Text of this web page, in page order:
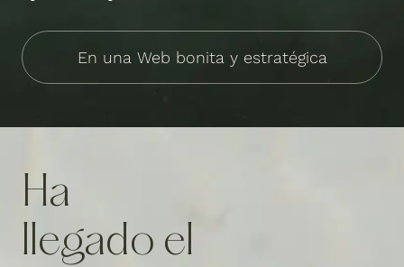
En una Web bonita y estratégica
Ha
llegado el